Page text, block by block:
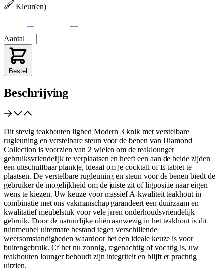
Kleur(en)
Aantal
Bestel
Beschrijving
Dit stevig teakhouten ligbed Modern 3 knik met verstelbare
rugleuning en verstelbare steun voor de benen van Diamond
Collection is voorzien van 2 wielen om de teaklounger
gebruiksvriendelijk te verplaatsen en heeft een aan de beide zijden
een uitschuifbaar plankje, ideaal om je cocktail of E-tablet te
plaatsen. De verstelbare rugleuning en steun voor de benen biedt de
gebruiker de mogelijkheid om de juiste zit of ligpositie naar eigen
wens te kiezen. Uw keuze voor massief A-kwaliteit teakhout in
combinatie met ons vakmanschap garandeert een duurzaam en
kwalitatief meubelstuk voor vele jaren onderhoudsvriendelijk
gebruik. Door de natuurlijke oliën aanwezig in het teakhout is dit
tuinmeubel uitermate bestand tegen verschillende
weersomstandigheden waardoor het een ideale keuze is voor
buitengebruik. Of het nu zonnig, regenachtig of vochtig is, uw
teakhouten lounger behoudt zijn integriteit en blijft er prachtig
uitzien.